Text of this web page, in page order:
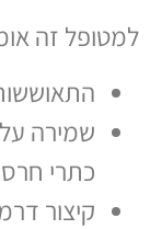
למטופל זה
שמירה
כתרי
קיצור